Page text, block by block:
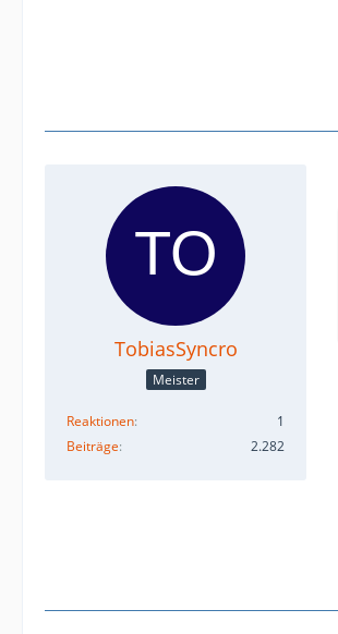
TobiasSyncro
Meister
Reaktionen
1
Beiträge
2.282